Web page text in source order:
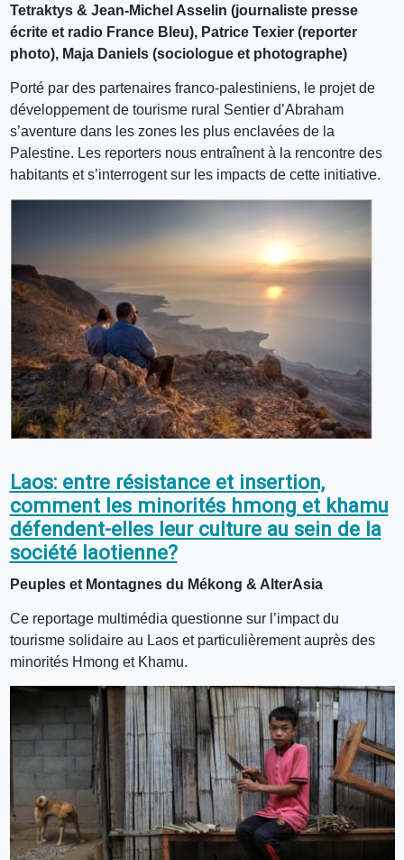
Tetraktys & Jean-Michel Asselin (journaliste presse
écrite et radio France Bleu), Patrice Texier (reporter
photo), Maja Daniels (sociologue et photographe)
Porté par des partenaires franco-palestiniens, le projet de
développement de tourisme rural Sentier d’Abraham
s’aventure dans les zones les plus enclavées de la
Palestine. Les reporters nous entraînent à la rencontre des
habitants et s’interrogent sur les impacts de cette initiative.
Laos: entre résistance et insertion,
comment les minorités hmong et khamu
défendent-elles leur culture au sein de la
société laotienne?
Peuples et Montagnes du Mékong & AlterAsia
Ce reportage multimédia questionne sur l’impact du
tourisme solidaire au Laos et particulièrement auprès des
minorités Hmong et Khamu.